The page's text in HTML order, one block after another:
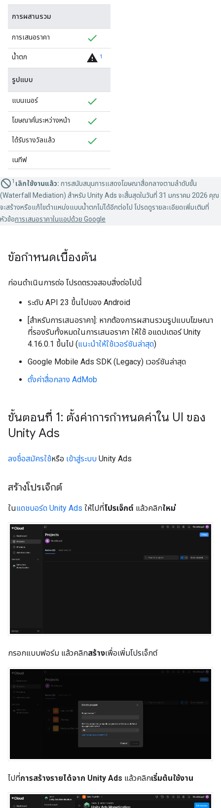
การผสานรวม
การเสนอราคา
น้ำตก warning 1
รูปแบบ
แบนเนอร์
โฆษณาคั่นระหว่างหน้า
ได้รับรางวัลแล้ว
เนทีฟ
1 เลิกใช้งานแล้ว: การสนับสนุนการแสดงโฆษณาสื่อกลางตามลำดับขั้น
(Waterfall Mediation) สำหรับ Unity Ads จะสิ้นสุดในวันที่ 31 มกราคม 2026 คุณ
จะสร้างหรือแก้ไขตําแหน่งแบบน้ำตกไม่ได้อีกต่อไป โปรดดูรายละเอียดเพิ่มเติมที่
หัวข้อการเสนอราคาในแอปด้วย Google
ข้อกำหนดเบื้องต้น
ก่อนดำเนินการต่อ โปรดตรวจสอบสิ่งต่อไปนี้
ระดับ API 23 ขึ้นไปของ Android
[สำหรับการเสนอราคา]: หากต้องการผสานรวมรูปแบบโฆษณา
ที่รองรับทั้งหมดในการเสนอราคา ให้ใช้ อแดปเตอร์ Unity
4.16.0.1 ขึ้นไป (แนะนำให้ใช้เวอร์ชันล่าสุด)
Google Mobile Ads SDK (Legacy) เวอร์ชันล่าสุด
ตั้งค่าสื่อกลาง AdMob
ขั้นตอนที่ 1: ตั้งค่าการกำหนดค่าใน UI ของ
Unity Ads
ลงชื่อสมัครใช้หรือ เข้าสู่ระบบ Unity Ads
สร้างโปรเจ็กต์
ในแดชบอร์ด Unity Ads ให้ไปที่โปรเจ็กต์ แล้วคลิกใหม่
กรอกแบบฟอร์ม แล้วคลิกสร้างเพื่อเพิ่มโปรเจ็กต์
ไปที่การสร้างรายได้จาก Unity Ads แล้วคลิกเริ่มต้นใช้งาน